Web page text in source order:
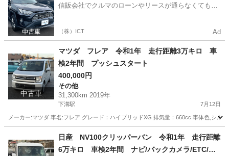
信販会社でクルマのローンやリースが通らなくてもク
（株）ICT Ad
中古車
マツダ フレア 令和1年 走行距離3万キロ 車
検2年間 プッシュスタート
400,000円
その他
31,300km 2019年
下溝駅 7月12日
メーカー:マツダ 車名:フレア グレード：ハイブリッドXG 排気量：660cc 車体色,シル
相模原市 その他 フレア
日産 NV100クリッパーバン 令和1年 走行距離
6万キロ 車検2年間 ナビ/バックカメラ/ETC/ド